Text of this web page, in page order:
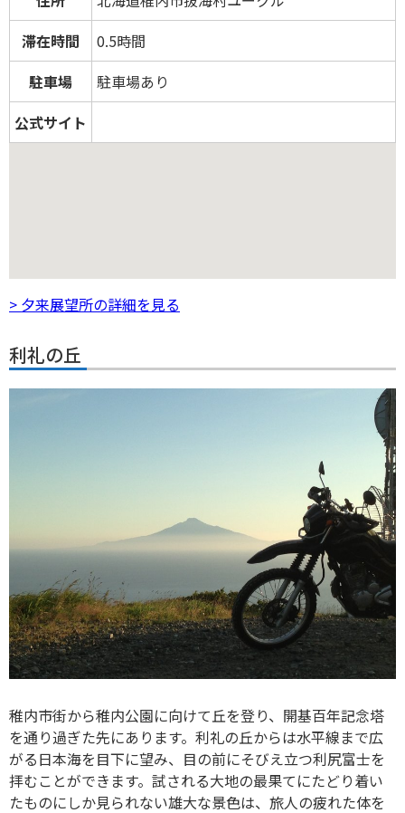
滞在時間
0.5時間
駐車場
駐車場あり
公式サイト
> 夕来展望所の詳細を見る
利礼の丘
稚内市街から稚内公園に向けて丘を登り、開基百年記念塔
を通り過ぎた先にあります。利礼の丘からは水平線まで広
がる日本海を目下に望み、目の前にそびえ立つ利尻富士を
拝むことができます。試される大地の最果てにたどり着い
たものにしか見られない雄大な景色は、旅人の疲れた体を